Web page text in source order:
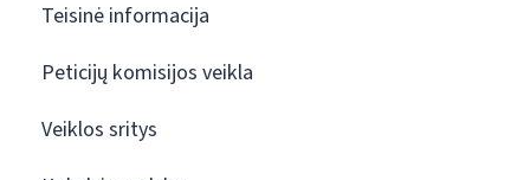
Teisinė informacija
Peticijų komisijos veikla
Veiklos sritys